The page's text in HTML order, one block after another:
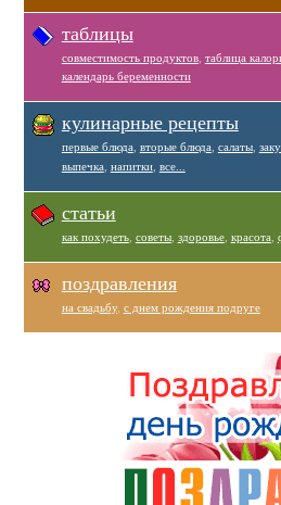
таблицы
совместимость продуктов, таблица
календарь беременности
кулинарные рецепты
первые блюда вторые блюда салаты,
выпечка напитки, все...
статьи
как похудеть, советы, здоровье, красота
поздравления
на свадьбу, с днем рождения подруге